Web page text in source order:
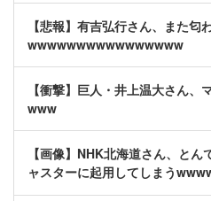
【悲報】有吉弘行さん、また匂
wwwwwwwwwwwwwwww
【衝撃】巨人・井上温大さん、
www
【画像】NHK北海道さん、と
ャスターに起用してしまう